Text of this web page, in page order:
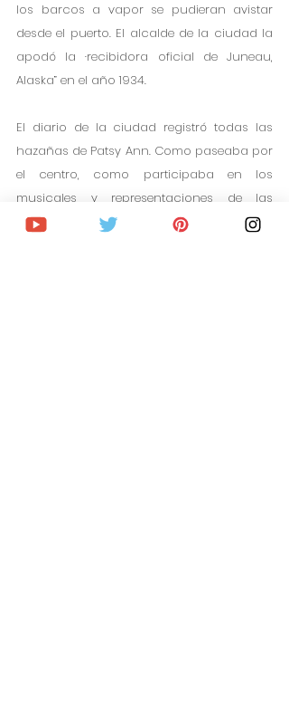
los barcos a vapor se pudieran avistar
desde el puerto. El alcalde de la ciudad la
apodó la ·recibidora oficial de Juneau,
Alaska” en el año 1934.
El diario de la ciudad registró todas las
hazañas de Patsy Ann. Como paseaba por
el centro, como participaba en los
musicales y representaciones de las
festividades… por ello, a su muerte, la